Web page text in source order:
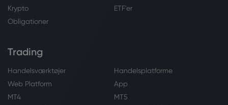
Krypto
ETF'er
Obligationer
Trading
Handelsværktøjer
Handelsplatforme
Web Platform
App
MT4
MT5